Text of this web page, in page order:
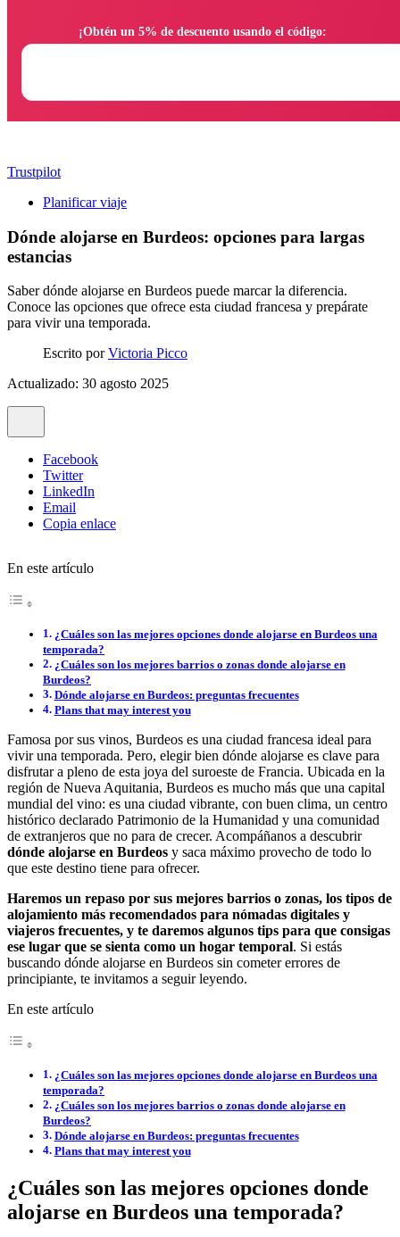
Trustpilot
Planificar viaje
Dónde alojarse en Burdeos: opciones para largas
estancias
Saber dónde alojarse en Burdeos puede marcar la diferencia.
Conoce las opciones que ofrece esta ciudad francesa y prepárate
para vivir una temporada.
Escrito porVictoria Picco
Actualizado: 30 agosto 2025
Facebook
Twitter
LinkedIn
Email
Copia enlace
En este artículo
¿Cuáles son las mejores opciones donde alojarse en Burdeos una
temporada?
¿Cuáles son los mejores barrios o zonas donde alojarse en
Burdeos?
Dónde alojarse en Burdeos: preguntas frecuentes
Plans that may interest you
Famosa por sus vinos, Burdeos es una ciudad francesa ideal para
vivir una temporada. Pero, elegir bien dónde alojarse es clave para
disfrutar a pleno de esta joya del suroeste de Francia. Ubicada en la
región de Nueva Aquitania, Burdeos es mucho más que una capital
mundial del vino: es una ciudad vibrante, con buen clima, un centro
histórico declarado Patrimonio de la Humanidad y una comunidad
de extranjeros que no para de crecer. Acompáñanos a descubrir
dónde alojarse en Burdeos y saca máximo provecho de todo lo
que este destino tiene para ofrecer.
Haremos un repaso por sus mejores barrios o zonas, los tipos de
alojamiento más recomendados para nómadas digitales y
viajeros frecuentes, y te daremos algunos tips para que consigas
ese lugar que se sienta como un hogar temporal. Si estás
buscando dónde alojarse en Burdeos sin cometer errores de
principiante, te invitamos a seguir leyendo.
En este artículo
¿Cuáles son las mejores opciones donde alojarse en Burdeos una
temporada?
¿Cuáles son los mejores barrios o zonas donde alojarse en
Burdeos?
Dónde alojarse en Burdeos: preguntas frecuentes
Plans that may interest you
¿Cuáles son las mejores opciones donde
alojarse en Burdeos una temporada?